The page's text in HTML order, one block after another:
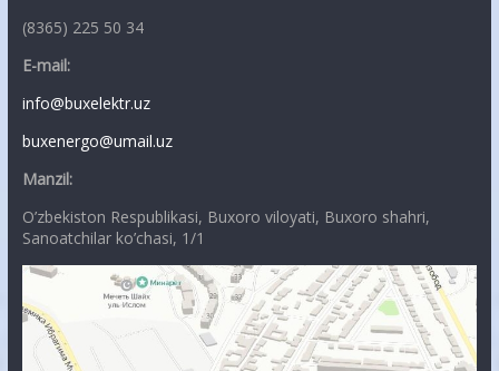
(8365) 225 50 34
E-mail:
info@buxelektr.uz
buxenergo@umail.uz
Manzil:
O’zbekiston Respublikasi, Buxoro viloyati, Buxoro shahri,
Sanoatchilar ko’chasi, 1/1